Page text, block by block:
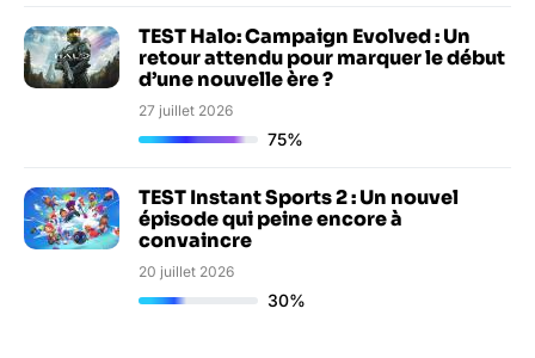
TEST Halo: Campaign Evolved : Un
retour attendu pour marquer le début
d’une nouvelle ère ?
27 juillet 2026
75%
TEST Instant Sports 2 : Un nouvel
épisode qui peine encore à
convaincre
20 juillet 2026
30%